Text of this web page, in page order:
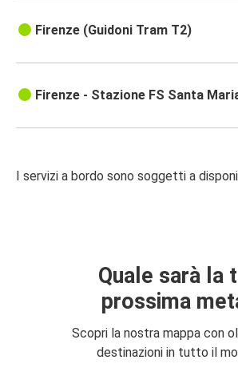
Firenze (Guidoni Tram T2)
Firenze - Stazione FS Santa
I servizi a bordo sono soggetti a
Quale sarà la
prossima
Scopri la nostra mappa con
destinazioni in tutto il